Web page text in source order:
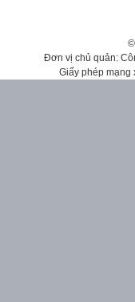
Đơn vị chủ quản:
Giấy phép mạng